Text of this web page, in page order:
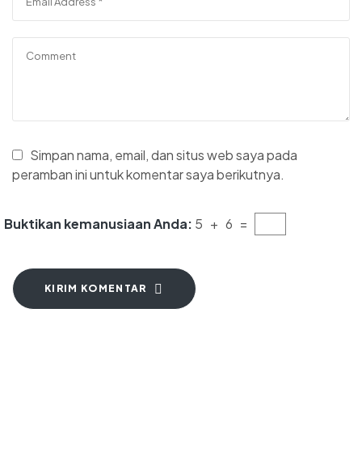
Simpan nama, email, dan situs web saya pada
peramban ini untuk komentar saya berikutnya.
Buktikan kemanusiaan Anda: 5 + 6 =
KIRIM KOMENTAR